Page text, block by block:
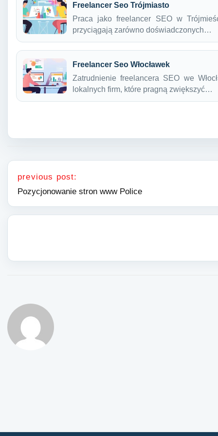
Freelancer Seo Trójmiasto
Praca jako freelancer SEO w
przyciągają zarówno doświadczonych…
Freelancer Seo Włocławek
Zatrudnienie freelancera SEO we
lokalnych firm, które pragną zwiększyć…
Nawigacja wpisu
previous post:
Pozycjonowanie stron www Police